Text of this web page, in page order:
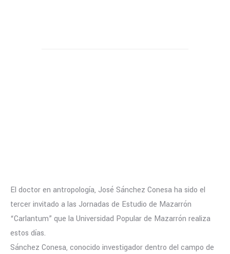
El doctor en antropología, José Sánchez Conesa ha sido el
tercer invitado a las Jornadas de Estudio de Mazarrón
“Carlantum” que la Universidad Popular de Mazarrón realiza
estos días.
Sánchez Conesa, conocido investigador dentro del campo de